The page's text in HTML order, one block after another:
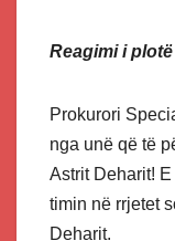
Reagimi i
Prokurori
nga unë që të
Astrit Deharit!
timin në rrjetet
Deharit.